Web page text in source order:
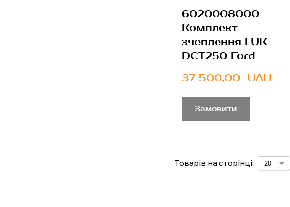
6020008000
Комплект
зчеплення LUK
DCT250 Ford
37 500,00  UAH
Замовити
Товарів на сторінці: